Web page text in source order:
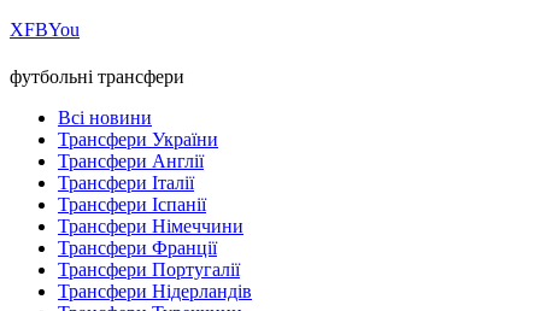
ХFBYou
футбольні трансфери
Всі новини
Трансфери України
Трансфери Англії
Трансфери Італії
Трансфери Іспанії
Трансфери Німеччини
Трансфери Франції
Трансфери Португалії
Трансфери Нідерландів